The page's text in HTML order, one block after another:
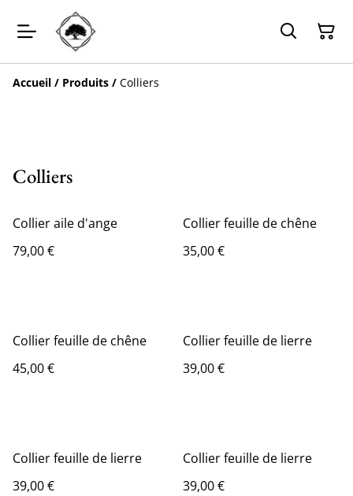
Accueil / Produits / Colliers
Colliers
Collier aile d'ange
79,00 €
Collier feuille de chêne
35,00 €
Collier feuille de chêne
45,00 €
Collier feuille de lierre
39,00 €
Collier feuille de lierre
39,00 €
Collier feuille de lierre
39,00 €